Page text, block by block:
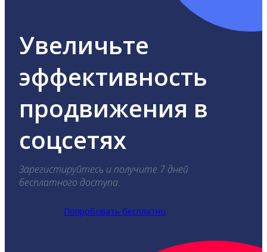
Увеличьте
эффективность
продвижения в
соцсетях
Зарегистируйтесь и получите 7 дней
бесплатного доступа.
Попробовать бесплатно